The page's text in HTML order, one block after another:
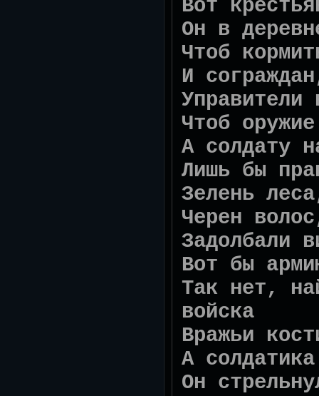
Вот
Он в
Чтоб
И
Управители
Чтоб
А солдату
Лишь бы
Зелень
Черен
Задолбали
Вот бы
Так нет,
войска
Вражьи
А
Он